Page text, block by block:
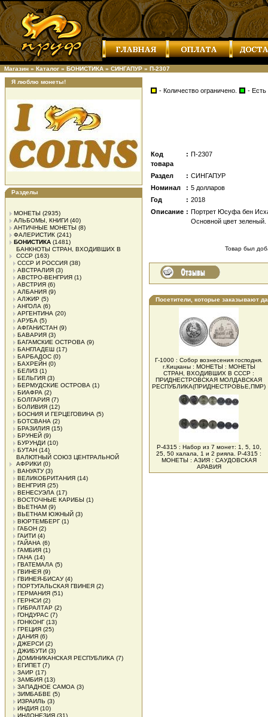
Магазин » Каталог » БОНИСТИКА » СИНГАПУР » П-2307
Я люблю монеты!
Разделы
МОНЕТЫ (2935)
АЛЬБОМЫ, КНИГИ (40)
АНТИЧНЫЕ МОНЕТЫ (8)
ФАЛЕРИСТИК (241)
БОНИСТИКА (1481)
БАНКНОТЫ СТРАН, ВХОДИВШИХ В
СССР (163)
СССР И РОССИЯ (38)
АВСТРАЛИЯ (3)
АВСТРО-ВЕНГРИЯ (1)
АВСТРИЯ (6)
АЛБАНИЯ (9)
АЛЖИР (5)
АНГОЛА (6)
АРГЕНТИНА (20)
АРУБА (5)
АФГАНИСТАН (9)
БАВАРИЯ (3)
БАГАМСКИЕ ОСТРОВА (9)
БАНГЛАДЕШ (17)
БАРБАДОС (0)
БАХРЕЙН (0)
БЕЛИЗ (1)
БЕЛЬГИЯ (3)
БЕРМУДСКИЕ ОСТРОВА (1)
БИАФРА (2)
БОЛГАРИЯ (7)
БОЛИВИЯ (12)
БОСНИЯ И ГЕРЦЕГОВИНА (5)
БОТСВАНА (2)
БРАЗИЛИЯ (15)
БРУНЕЙ (9)
БУРУНДИ (10)
БУТАН (14)
ВАЛЮТНЫЙ СОЮЗ ЦЕНТРАЛЬНОЙ
АФРИКИ (0)
ВАНУАТУ(3)
ВЕЛИКОБРИТАНИЯ (14)
ВЕНГРИЯ (25)
ВЕНЕСУЭЛА (17)
ВОСТОЧНЫЕ КАРИБЫ (1)
ВЬЕТНАМ (9)
ВЬЕТНАМ ЮЖНЫЙ (3)
ВЮРТЕМБЕРГ(1)
ГАБОН (2)
ГАИТИ (4)
ГАЙАНА (6)
ГАМБИЯ (1)
ГАНА (14)
ГВАТЕМАЛА (5)
ГВИНЕЯ (9)
ГВИНЕЯ-БИСАУ(4)
ПОРТУГАЛЬСКАЯ ГВИНЕЯ (2)
ГЕРМАНИЯ (51)
ГЕРНСИ (2)
ГИБРАЛТАР (2)
ГОНДУРАС (7)
ГОНКОНГ(13)
ГРЕЦИЯ (25)
ДАНИЯ (6)
ДЖЕРСИ (2)
ДЖИБУТИ (3)
ДОМИНИКАНСКАЯ РЕСПУБЛИКА (7)
ЕГИПЕТ (7)
ЗАИР (17)
ЗАМБИЯ (13)
ЗАПАДНОЕ САМОА (3)
ЗИМБАБВЕ (5)
ИЗРАИЛЬ (3)
ИНДИЯ (10)
ИНДОНЕЗИЯ (31)
- Количество ограничено. - Есть
Код
товара
: П-2307
Раздел : СИНГАПУР
Номинал
: 5 долларов
Год
: 2018
Описание : Портрет Юсуфа бен
Основной цвет
Товар был
Посетители, которые заказывают
Г-1000 : Собор вознесения господня.
г.Кицканы : МОНЕТЫ : МОНЕТЫ
СТРАН, ВХОДИВШИХ В СССР :
ПРИДНЕСТРОВСКАЯ МОЛДАВСКАЯ
РЕСПУБЛИКА(ПРИДНЕСТРОВЬЕ,ПМР)
Р-4315 : Набор из 7 монет: 1, 5, 10,
25, 50 халала, 1 и 2 рияла. Р-4315 :
МОНЕТЫ : АЗИЯ : САУДОВСКАЯ
АРАВИЯ